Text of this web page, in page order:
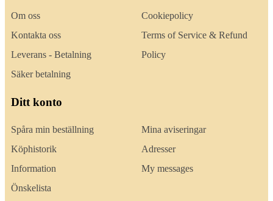
Om oss
Kontakta oss
Leverans - Betalning
Säker betalning
Cookiepolicy
Terms of Service & Refund
Policy
Ditt konto
Spåra min beställning
Köphistorik
Information
Önskelista
Mina aviseringar
Adresser
My messages